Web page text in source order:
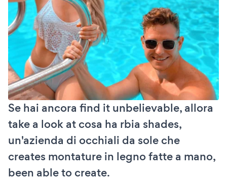
Se hai ancora find it unbelievable, allora
take a look at cosa ha rbia shades,
un'azienda di occhiali da sole che
creates montature in legno fatte a mano,
been able to create.